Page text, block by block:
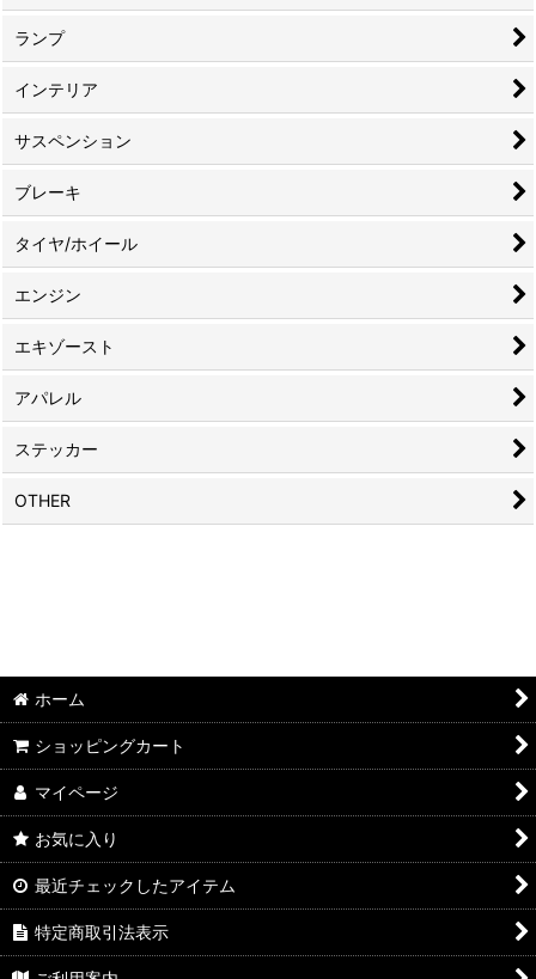
ランプ
インテリア
サスペンション
ブレーキ
タイヤ/ホイール
エンジン
エキゾースト
アパレル
ステッカー
OTHER
ホーム
ショッピングカート
マイページ
お気に入り
最近チェックしたアイテム
特定商取引法表示